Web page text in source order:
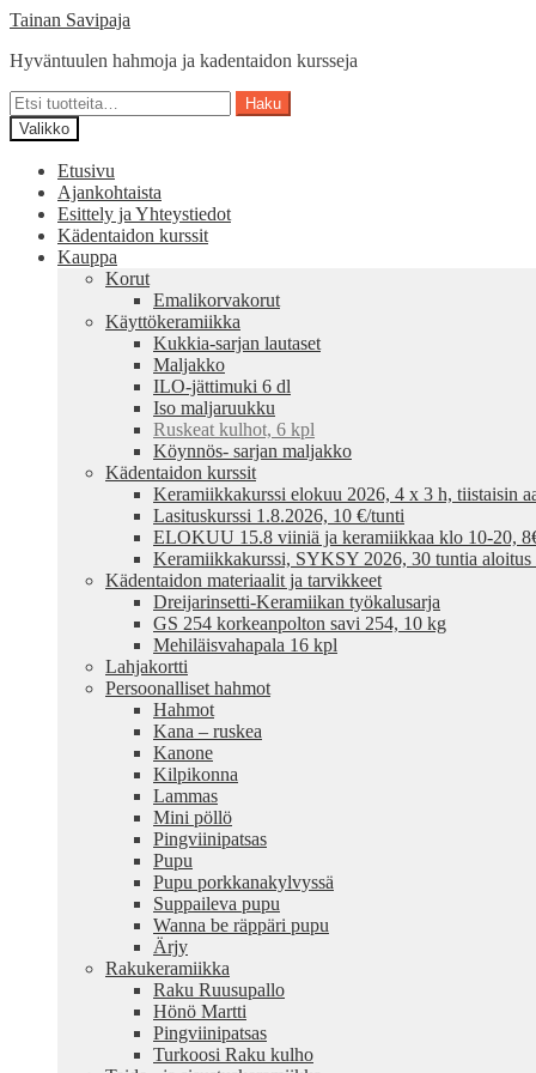
Siirry
Siirry
Tainan Savipaja
Hyväntuulen hahmoja ja kadentaidon kursseja
Etsi:
Haku
Valikko
Etusivu
Ajankohtaista
Esittely ja Yhteystiedot
Kädentaidon kurssit
Kauppa
Korut
Emalikorvakorut
Käyttökeramiikka
Kukkia-sarjan lautaset
Maljakko
ILO-jättimuki 6 dl
Iso maljaruukku
Ruskeat kulhot, 6 kpl
Köynnös- sarjan maljakko
Kädentaidon kurssit
Keramiikkakurssi elokuu 2026, 4 x 3 h, tiistaisin
Lasituskurssi 1.8.2026, 10 €/tunti
ELOKUU 15.8 viiniä ja keramiikkaa klo 10-20,
Keramiikkakurssi, SYKSY 2026, 30 tuntia aloitus
Kädentaidon materiaalit ja tarvikkeet
Dreijarinsetti-Keramiikan työkalusarja
GS 254 korkeanpolton savi 254, 10 kg
Mehiläisvahapala 16 kpl
Lahjakortti
Persoonalliset hahmot
Hahmot
Kana – ruskea
Kanone
Kilpikonna
Lammas
Mini pöllö
Pingviinipatsas
Pupu
Pupu porkkanakylvyssä
Suppaileva pupu
Wanna be räppäri pupu
Ärjy
Rakukeramiikka
Raku Ruusupallo
Hönö Martti
Pingviinipatsas
Turkoosi Raku kulho